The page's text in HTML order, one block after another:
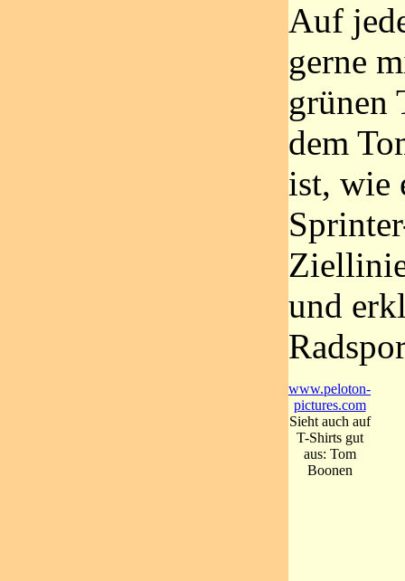
Auf
gerne
grünen
dem
ist, wie
und
www.peloton-
pictures.com
Sieht auch auf
T-Shirts gut
aus: Tom
Boonen